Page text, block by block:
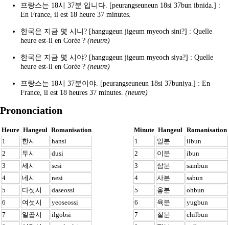
프랑스는 18시 37분 입니다. [peurangseuneun 18si 37bun ibnida.] :
En France, il est 18 heure 37 minutes.
한국은 지금 몇 시니? [hangugeun jigeum myeoch sini?] : Quelle
heure est-il en Corée ? (neutre)
한국은 지금 몇 시야? [hangugeun jigeum myeoch siya?] : Quelle
heure est-il en Corée ? (neutre)
프랑스는 18시 37분이야. [peurangseuneun 18si 37buniya.] : En
France, il est 18 heures 37 minutes. (neutre)
Prononciation
Heure Hangeul Romanisation
1
한시
hansi
2
두시
dusi
3
세시
sesi
4
네시
nesi
5
다섯시
daseossi
6
여섯시
yeoseossi
7
일곱시
ilgobsi
Minute Hangeul Romanisation
1
일분
ilbun
2
이분
ibun
3
삼분
sambun
4
사분
sabun
5
옿분
ohbun
6
육분
yugbun
7
칠분
chilbun